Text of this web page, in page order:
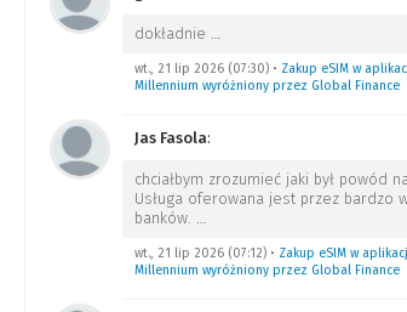
dokładnie …
wt., 21 lip 2026 (07:30)• Zakup eSIM w
Millennium wyróżniony przez Global Finance
Jas Fasola:
chciałbym zrozumieć jaki był powód
Usługa oferowana jest przez bardzo
banków. …
wt., 21 lip 2026 (07:12)• Zakup eSIM w
Millennium wyróżniony przez Global Finance